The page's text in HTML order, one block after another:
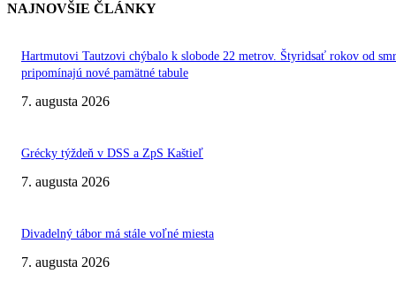
NAJNOVŠIE ČLÁNKY
Hartmutovi Tautzovi chýbalo k slobode 22 metrov. Štyridsať rokov od
pripomínajú nové pamätné tabule
7. augusta 2026
Grécky týždeň v DSS a ZpS Kaštieľ
7. augusta 2026
Divadelný tábor má stále voľné miesta
7. augusta 2026